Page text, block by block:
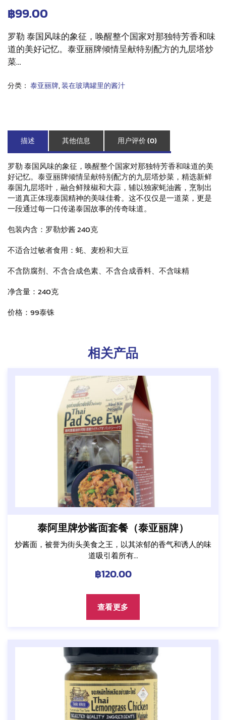
฿99.00
罗勒泰国风味的象征，唤醒整个国家对那独特芳香和味
道的美好记忆。泰亚丽牌倾情呈献特别配方的九层塔炒
菜…
分类： 泰亚丽牌,装在玻璃罐里的酱汁
描述 其他信息 用户评价 (0)
罗勒泰国风味的象征，唤醒整个国家对那独特芳香和味道的美
好记忆。泰亚丽牌倾情呈献特别配方的九层塔炒菜，精选新鲜
泰国九层塔叶，融合鲜辣椒和大蒜，辅以独家蚝油酱，烹制出
一道真正体现泰国精神的美味佳肴。这不仅仅是一道菜，更是
一段通过每一口传递泰国故事的传奇味道。
包装内含： 罗勒炒酱 240克
不适合过敏者食用： 蚝、麦粉和大豆
不含防腐剂、不含合成色素、不含合成香料、不含味精
净含量：240克
价格：99泰铢
相关产品
泰阿里牌炒酱面套餐（泰亚丽牌）
炒酱面，被誉为街头美食之王，以其浓郁的香气和诱人的味
道吸引着所有...
฿120.00
查看更多